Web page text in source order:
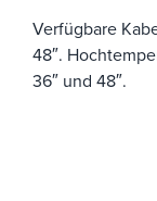
Verfügbare
48″.
36″ und 48″.